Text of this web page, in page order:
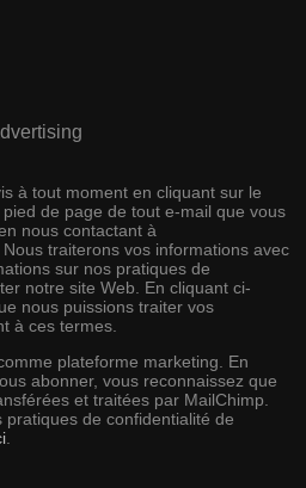
à tout moment en cliquant sur le
de page de tout e-mail que vous
nous contactant à
traiterons vos informations avec
sur nos pratiques de
notre site Web. En cliquant ci-
nous puissions traiter vos
à ces termes.
plateforme marketing. En
abonner, vous reconnaissez que
et traitées par MailChimp.
de confidentialité de
.